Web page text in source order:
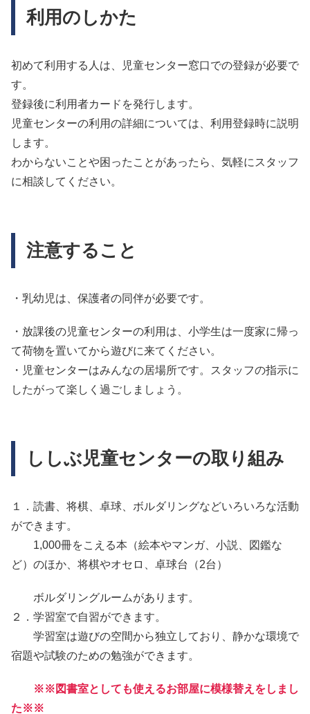
利用のしかた
初めて利用する人は、児童センター窓口での登録が必要で
す。
登録後に利用者カードを発行します。
児童センターの利用の詳細については、利用登録時に説明
します。
わからないことや困ったことがあったら、気軽にスタッフ
に相談してください。
注意すること
・乳幼児は、保護者の同伴が必要です。
・放課後の児童センターの利用は、小学生は一度家に帰っ
て荷物を置いてから遊びに来てください。
・児童センターはみんなの居場所です。スタッフの指示に
したがって楽しく過ごしましょう。
ししぶ児童センターの取り組み
１．読書、将棋、卓球、ボルダリングなどいろいろな活動
ができます。
1,000冊をこえる本（絵本やマンガ、小説、図鑑な
ど）のほか、将棋やオセロ、卓球台（2台）
ボルダリングルームがあります。
２．学習室で自習ができます。
学習室は遊びの空間から独立しており、静かな環境で
宿題や試験のための勉強ができます。
※※図書室としても使えるお部屋に模様替えをしまし
た※※